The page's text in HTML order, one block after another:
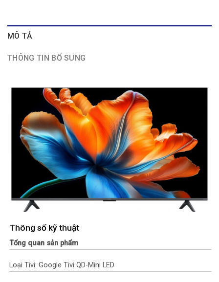
MÔ TẢ
THÔNG TIN BỔ SUNG
Thông số kỹ thuật
Tổng quan sản phẩm
Loại Tivi: Google Tivi QD-Mini LED